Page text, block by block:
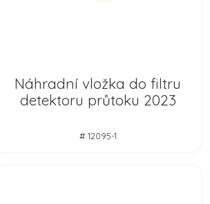
Náhradní vložka do filtru
detektoru průtoku 2023
# 12095-1